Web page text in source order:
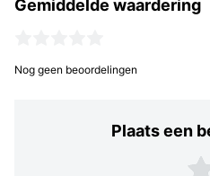
Gemiddelde waardering
Nog geen beoordelingen
Plaats een
5